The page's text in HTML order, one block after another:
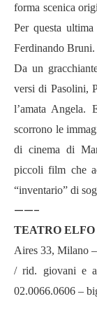
forma scenica
Per questa
Ferdinando Bruni.
Da un
versi di Pasolini,
l’amata Angela.
scorrono le
di cinema di
piccoli film che
“inventario” di
——-
TEATRO ELFO
Aires 33, Milano
/ rid. giovani e
02.0066.0606 –